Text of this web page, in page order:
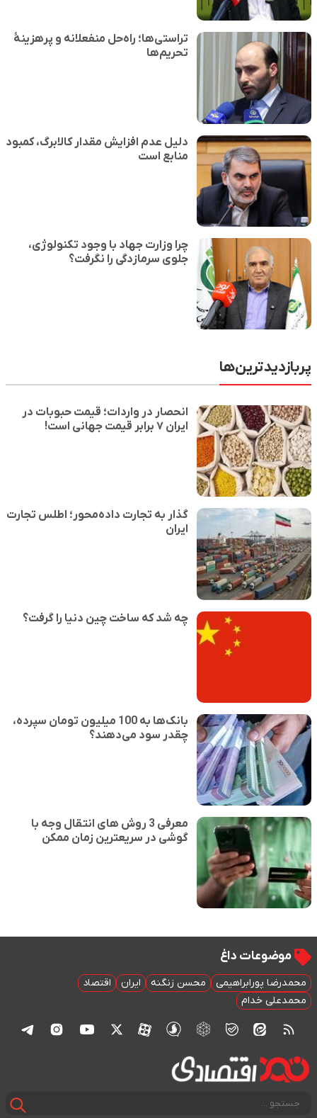
تراستی‌ها؛ راه‌حل منفعلانه و پرهزینهٔ
تحریم‌ها
دلیل عدم افزایش مقدار کالابرگ، کمبود
منابع است
چرا وزارت جهاد با وجود تکنولوژی،
جلوی سرمازدگی را نگرفت؟
پربازدیدترین‌ها
انحصار در واردات؛ قیمت حبوبات در
ایران ۷ برابر قیمت جهانی است!
گذار به تجارت داده‌محور؛ اطلس تجارت
ایران
چه شد که ساخت چین دنیا را گرفت؟
بانک‌ها به 100 میلیون تومان سپرده،
چقدر سود می‌دهند؟
معرفی 3 روش های انتقال وجه با
گوشی در سریعترین زمان ممکن
موضوعات داغ
محمدرضا پورابراهیمی محسن زنگنه ایران
اقتصاد
محمدعلی خدام